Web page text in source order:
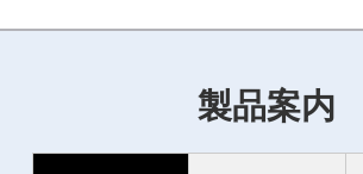
製品案内